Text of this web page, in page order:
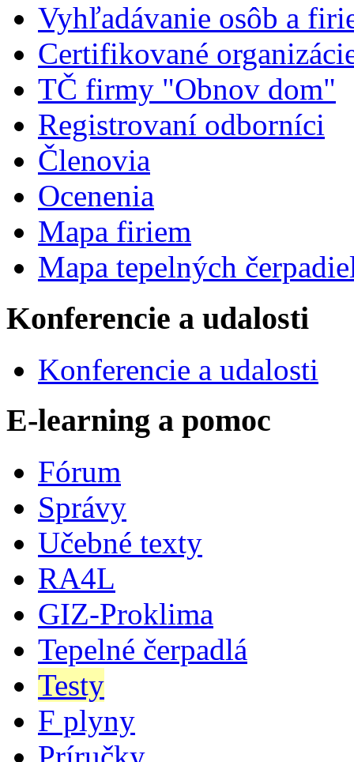
Vyhľadávanie osôb a
Certifikované
TČ firmy "Obnov dom"
Registrovaní odborníci
Členovia
Ocenenia
Mapa firiem
Mapa tepelných
Konferencie a udalosti
Konferencie a udalosti
E-learning a pomoc
Fórum
Správy
Učebné texty
RA4L
GIZ-Proklima
Tepelné čerpadlá
Testy
F plyny